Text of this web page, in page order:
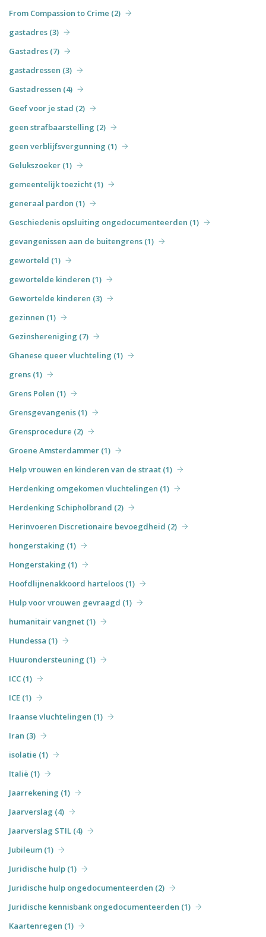
From Compassion to Crime (2)
gastadres (3)
Gastadres (7)
gastadressen (3)
Gastadressen (4)
Geef voor je stad (2)
geen strafbaarstelling (2)
geen verblijfsvergunning (1)
Gelukszoeker (1)
gemeentelijk toezicht (1)
generaal pardon (1)
Geschiedenis opsluiting ongedocumenteerden (1)
gevangenissen aan de buitengrens (1)
geworteld (1)
gewortelde kinderen (1)
Gewortelde kinderen (3)
gezinnen (1)
Gezinshereniging (7)
Ghanese queer vluchteling (1)
grens (1)
Grens Polen (1)
Grensgevangenis (1)
Grensprocedure (2)
Groene Amsterdammer (1)
Help vrouwen en kinderen van de straat (1)
Herdenking omgekomen vluchtelingen (1)
Herdenking Schipholbrand (2)
Herinvoeren Discretionaire bevoegdheid (2)
hongerstaking (1)
Hongerstaking (1)
Hoofdlijnenakkoord harteloos (1)
Hulp voor vrouwen gevraagd (1)
humanitair vangnet (1)
Hundessa (1)
Huurondersteuning (1)
ICC (1)
ICE (1)
Iraanse vluchtelingen (1)
Iran (3)
isolatie (1)
Italië (1)
Jaarrekening (1)
Jaarverslag (4)
Jaarverslag STIL (4)
Jubileum (1)
Juridische hulp (1)
Juridische hulp ongedocumenteerden (2)
Juridische kennisbank ongedocumenteerden (1)
Kaartenregen (1)